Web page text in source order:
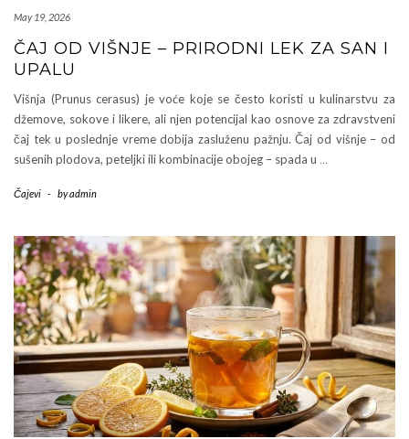
May 19, 2026
ČAJ OD VIŠNJE – PRIRODNI LEK ZA SAN I
UPALU
Višnja (Prunus cerasus) je voće koje se često koristi u kulinarstvu za
džemove, sokove i likere, ali njen potencijal kao osnove za zdravstveni
čaj tek u poslednje vreme dobija zasluženu pažnju. Čaj od višnje – od
sušenih plodova, peteljki ili kombinacije obojeg – spada u …
Čajevi - byadmin